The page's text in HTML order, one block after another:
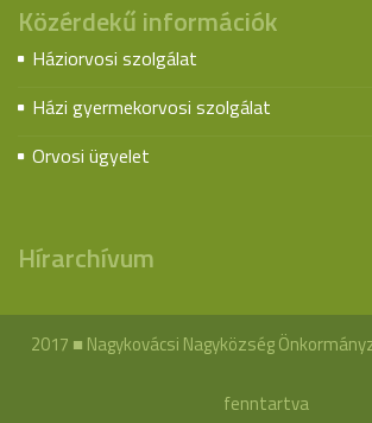
Közérdekű információk
Háziorvosi szolgálat
Házi gyermekorvosi szolgálat
Orvosi ügyelet
Hírarchívum
2017 ■ Nagykovácsi Nagyközség
fenntartva